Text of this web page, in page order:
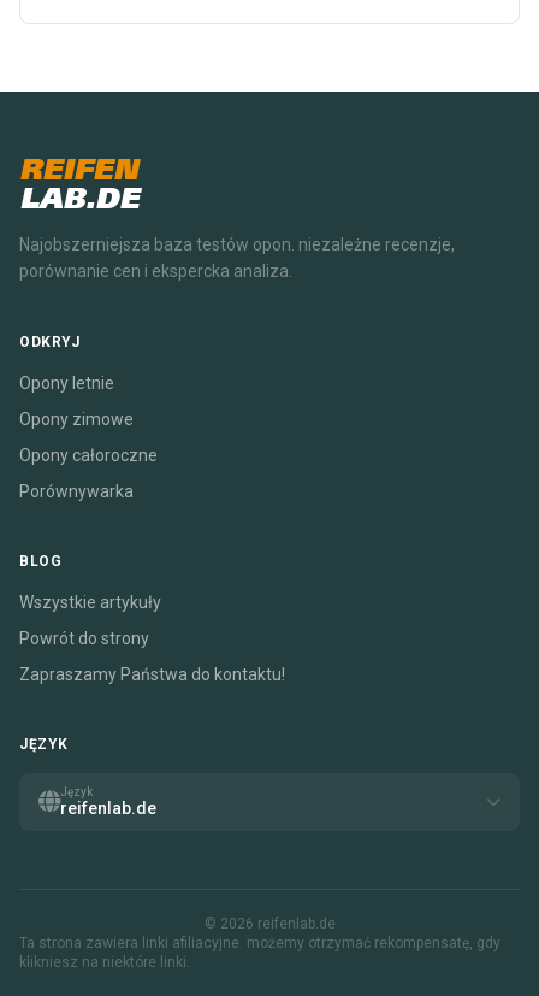
REIFEN
LAB.DE
Najobszerniejsza baza testów opon. niezależne recenzje,
porównanie cen i ekspercka analiza.
ODKRYJ
Opony letnie
Opony zimowe
Opony całoroczne
Porównywarka
BLOG
Wszystkie artykuły
Powrót do strony
Zapraszamy Państwa do kontaktu!
JĘZYK
Język
reifenlab.de
© 2026 reifenlab.de
Ta strona zawiera linki afiliacyjne. możemy otrzymać rekompensatę, gdy
klikniesz na niektóre linki.